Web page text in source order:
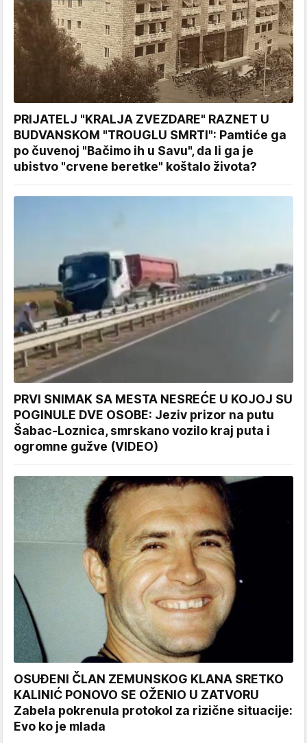
PRIJATELJ "KRALJA ZVEZDARE" RAZNET U
BUDVANSKOM "TROUGLU SMRTI": Pamtiće ga
po čuvenoj "Bačimo ih u Savu", da li ga je
ubistvo "crvene beretke" koštalo života?
PRVI SNIMAK SA MESTA NESREĆE U KOJOJ SU
POGINULE DVE OSOBE: Jeziv prizor na putu
Šabac-Loznica, smrskano vozilo kraj puta i
ogromne gužve (VIDEO)
OSUĐENI ČLAN ZEMUNSKOG KLANA SRETKO
KALINIĆ PONOVO SE OŽENIO U ZATVORU
Zabela pokrenula protokol za rizične situacije:
Evo ko je mlada